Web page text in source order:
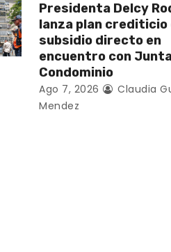
Presidenta Delcy
lanza plan crediticio
subsidio directo en
encuentro con
Condominio
Ago 7, 2026
Claudia
Mendez